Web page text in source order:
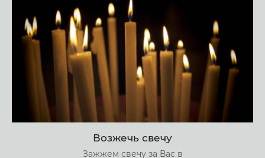
Возжечь свечу
Зажжем свечу за Вас в